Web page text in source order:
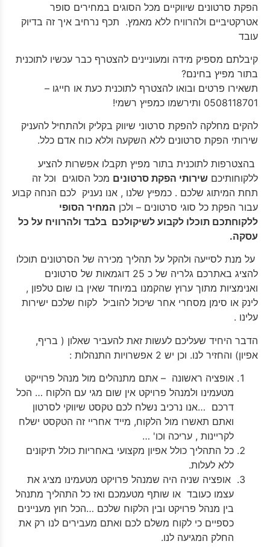
הפקת סרטונים שיווקיים מכל הסוגים במחירים סופר
אטרקטיביים ולהרוויח ללא מאמץ. תכף נרחיב איך זה בדיוק
עובד
קיבלתם מספיק מידה ומעוניינים להצטרף כבר עכשיו לתוכנית
בתור מפיץ בחינם?
תשאירו פרטים ובואו להצטרף לתוכנית כעת או חייגו –
0508118701 ותירשמו כמפיץ רשמי!
להקים מחלקה להפקת סרטוני שיווק בקליק ולהתחיל להעניק
שירותי הפקת סרטונים ללא השקעה וללא כוח אדם כלל.
בהצטרפות לתוכנית בתור מפיץ תקבלו אפשרות להציע
ללקוחותיכם שירותי הפקת סרטונים מכל הסוגים וכל זה
תחת המיתוג שלכם . כמפיץ שלנו , אנו נעניק לכם הנחה קבוע
עבור הפקת כל סוגי סרטונים – ולכן המחיר הסופי
ללקוחתכם תוכלו לקבוע לשיקולכם בלבד ולהרוויח על כל
עסקה.
על מנת לסייעה ולהקל על תהליך מכירה של הסרטונים תוכלו
להציג באתרכם גלריה של כ 25 דוגמאות של סרטונים
ואנימציות מתוך ערוץ שהקמנו במיוחד שאין בו שום טלפון ,
לינק או סימן מסחרי אחר שיכול להוביל לקוח שלכם ישירות
עלינו .
הדבר היחיד שעליכם לעשות זאת להעביר שאלון ( בריף,
אפיון) והחזיר לנו. וכן יש 2 אפשרויות התנהלות :
אופציה ראשונה – אתם מתנהלים מול מנהל פרוייקט
מטעמינו ולמנהל פרויקט אין שום מגי עם הלקוח … הכל
דרכם …אנו נרכיב נשלח לכם טקסט שיווקי לסרטון
ואתם תאשרו מול הלקוח, מייד אחריי זה הטקסט ישלח
לקריינות , עריכה וכו' …
כל התהליך כולל אפיון מקצועי באחריות כולל תיקונים
ללא לעלות.
אופציה שניה היה שמנהל פרויקט מטעמינו מציג את
עצמו כעובד או שותף מטעמכם ואז כל התהליך מתנהל
בין מנהל פרויקט ובין הלקוח שלכם …הכל חוץ מעניינים
כספיים כי לקוח משלם לכם ואתם מעבירים לנו רק את
החלק המגיעה לנו.